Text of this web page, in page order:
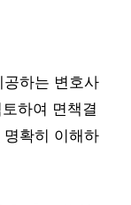
하는 변호사
하여 면책결
확히 이해하